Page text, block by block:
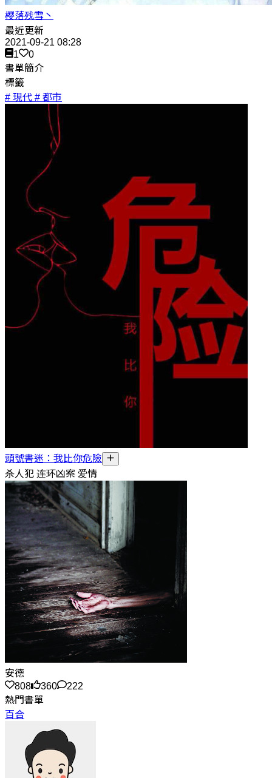
樱落残雪丶
最近更新
2021-09-21 08:28
1
0
書單簡介
標籤
# 現代 # 都市
頭號書迷：我比你危險
杀人犯 连环凶案 爱情
安德
808
360
222
熱門書單
百合